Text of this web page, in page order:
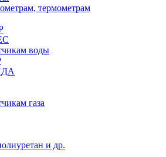
термометрам
воды
газа
и др.